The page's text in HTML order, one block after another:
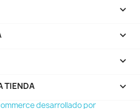



TIENDA keyboard_arrow_down
desarrollado por